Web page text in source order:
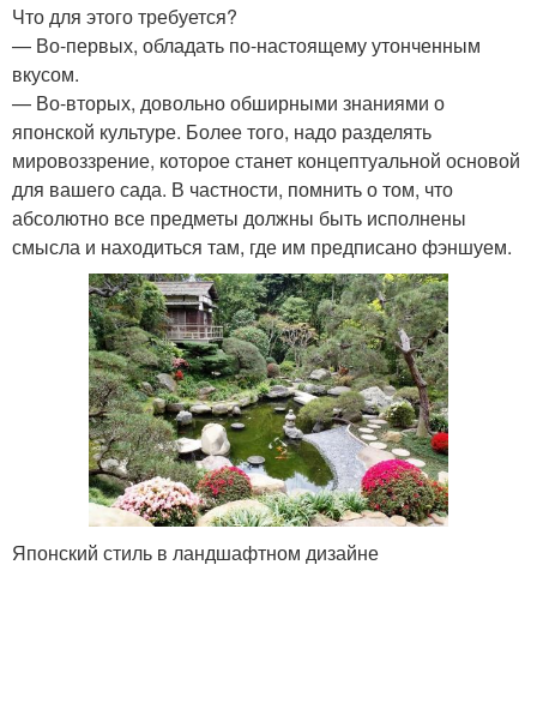
Что для этого требуется?
— Во-первых, обладать по-настоящему утонченным
вкусом.
— Во-вторых, довольно обширными знаниями о
японской культуре. Более того, надо разделять
мировоззрение, которое станет концептуальной основой
для вашего сада. В частности, помнить о том, что
абсолютно все предметы должны быть исполнены
смысла и находиться там, где им предписано фэншуем.
Японский стиль в ландшафтном дизайне